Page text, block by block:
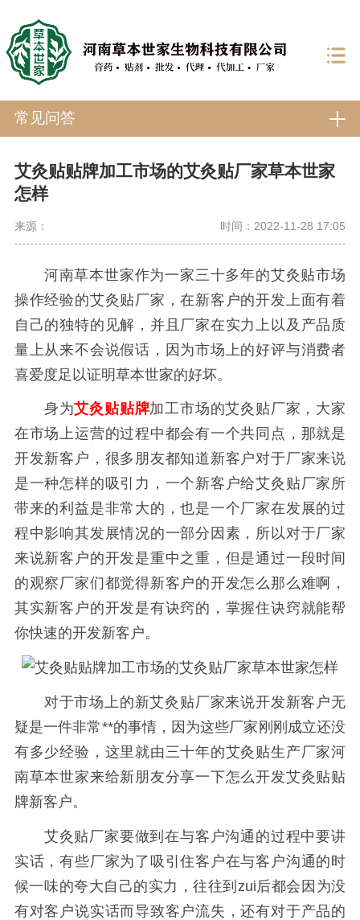
常见问答
艾灸贴贴牌加工市场的艾灸贴厂家草本世家
怎样
来源： 时间：2022-11-28 17:05
河南草本世家作为一家三十多年的艾灸贴市场
操作经验的艾灸贴厂家，在新客户的开发上面有着
自己的独特的见解，并且厂家在实力上以及产品质
量上从来不会说假话，因为市场上的好评与消费者
喜爱度足以证明草本世家的好坏。
身为艾灸贴贴牌加工市场的艾灸贴厂家，大家
在市场上运营的过程中都会有一个共同点，那就是
开发新客户，很多朋友都知道新客户对于厂家来说
是一种怎样的吸引力，一个新客户给艾灸贴厂家所
带来的利益是非常大的，也是一个厂家在发展的过
程中影响其发展情况的一部分因素，所以对于厂家
来说新客户的开发是重中之重，但是通过一段时间
的观察厂家们都觉得新客户的开发怎么那么难啊，
其实新客户的开发是有诀窍的，掌握住诀窍就能帮
你快速的开发新客户。
对于市场上的新艾灸贴厂家来说开发新客户无
疑是一件非常**的事情，因为这些厂家刚刚成立还没
有多少经验，这里就由三十年的艾灸贴生产厂家河
南草本世家来给新朋友分享一下怎么开发艾灸贴贴
牌新客户。
艾灸贴厂家要做到在与客户沟通的过程中要讲
实话，有些厂家为了吸引住客户在与客户沟通的时
候一味的夸大自己的实力，往往到zui后都会因为没
有对客户说实话而导致客户流失，还有对于产品的